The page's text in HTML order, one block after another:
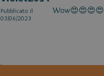
Pubblicato il
03/06/2023